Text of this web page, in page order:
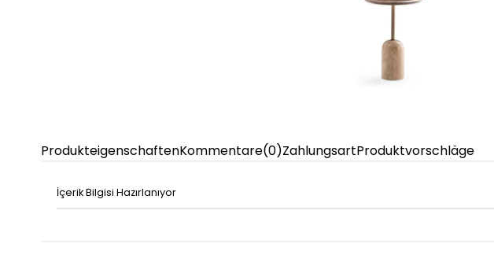
ProdukteigenschaftenKommentare(0)ZahlungsartProduktvorschläge
İçerik Bilgisi Hazırlanıyor